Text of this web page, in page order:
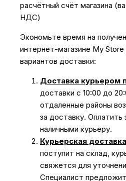
расчётный счёт магазина
НДС)
Экономьте время на
интернет-магазине My
вариантов доставки:
Доставка курьером
доставки с 10:00 до
отдаленные районы
за доставку.
наличными курьеру.
Курьерская
поступит на склад,
свяжется для
Специалист